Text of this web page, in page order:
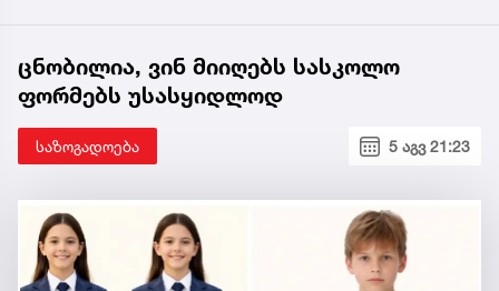
ცნობილია, ვინ მიიღებს სასკოლო
ფორმებს უსასყიდლოდ
საზოგადოება 5 აგვ 21:23